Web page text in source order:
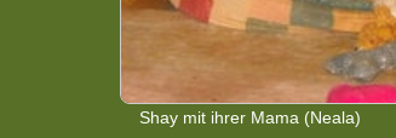
Shay mit ihrer Mama (Neala)